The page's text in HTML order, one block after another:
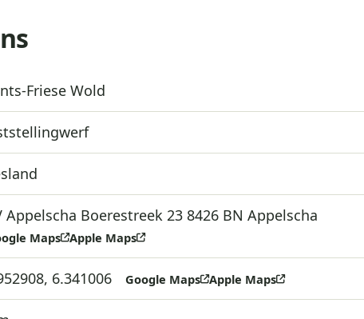
Friese Wold
Appelscha Boerestreek 23 8426 BN Appelscha
Maps Apple Maps
6.341006 Google Maps Apple Maps